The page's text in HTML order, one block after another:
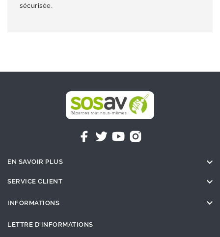
sécurisée.
EN SAVOIR PLUS 
SERVICE CLIENT 
INFORMATIONS 
LETTRE D'INFORMATIONS